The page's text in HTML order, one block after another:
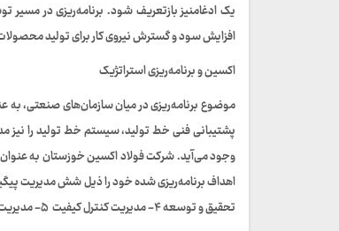
یک ادغامنیز بازتعریف شود. برنامه‌ریزی در
افزایش سود و گسترش نیروی کار برای تولید محصولات
اکسین و برنامه‌ریزی استراتژیک
موضوع برنامه‌ریزی در میان سازمان‌های صنعتی، به
پشتیبانی فنی خط تولید، سیستم خط تولید را نیز
وجود می‌آید. شرکت فولاد اکسین خوزستان به عنوان
تحقیق و توسعه ۴- مدیریت کنترل کیفیت ۵- مدیریت سیستم‌های یکپارچه اطلاعاتی ۶- مدیریت مهندسی.